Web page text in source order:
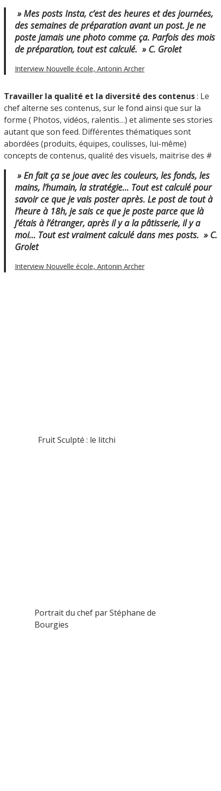
» Mes posts Insta, c’est des heures et des journées,
des semaines de préparation avant un post. Je ne
poste jamais une photo comme ça. Parfois des mois
de préparation, tout est calculé. » C. Grolet
Interview Nouvelle école, Antonin Archer
Travailler la qualité et la diversité des contenus: Le
chef alterne ses contenus, sur le fond ainsi que sur la
forme ( Photos, vidéos, ralentis…) et alimente ses stories
autant que son feed. Différentes thématiques sont
abordées (produits, équipes, coulisses, lui-même)
concepts de contenus, qualité des visuels, maitrise des #
» En fait ça se joue avec les couleurs, les fonds, les
mains, l’humain, la stratégie… Tout est calculé pour
savoir ce que je vais poster après. Le post de tout à
l’heure à 18h, je sais ce que je poste parce que là
j’étais à l’étranger, après il y a la pâtisserie, il y a
moi… Tout est vraiment calculé dans mes posts. » C.
Grolet
Interview Nouvelle école, Antonin Archer
Fruit Sculpté : le litchi
Portrait du chef par Stéphane de
Bourgies